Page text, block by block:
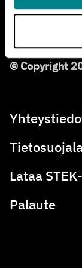
© Copyright
Lataa
Palaute